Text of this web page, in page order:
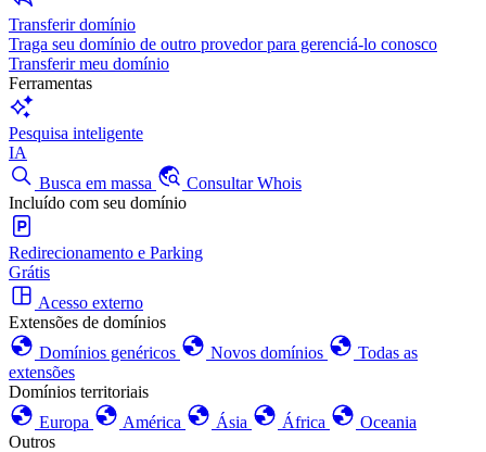
Transferir domínio
Traga seu domínio de outro provedor para gerenciá-lo conosco
Transferir meu domínio
Ferramentas
Pesquisa inteligente
IA
Busca em massa
Consultar Whois
Incluído com seu domínio
Redirecionamento e Parking
Grátis
Acesso externo
Extensões de domínios
Domínios genéricos
Novos domínios
Todas as
extensões
Domínios territoriais
Europa
América Ásia África
Oceania
Outros